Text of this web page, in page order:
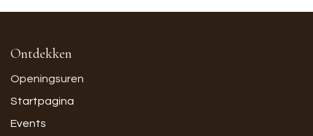
Ontdekken
Openingsuren
Startpagina
Events